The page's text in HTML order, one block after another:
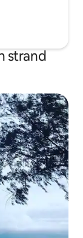
strand